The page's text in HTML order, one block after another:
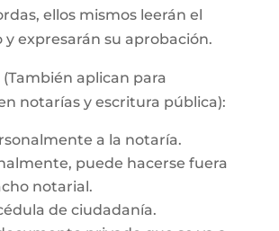
ellos mismos leerán el
expresarán su aprobación.
(También aplican para
notarías y escritura pública):
a la notaría.
puede hacerse fuera
notarial.
de ciudadanía.